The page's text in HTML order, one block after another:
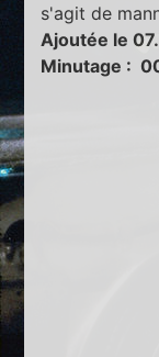
s'agit de
Ajoutée le
Minutage :